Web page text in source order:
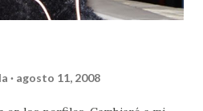
agosto 11, 2008